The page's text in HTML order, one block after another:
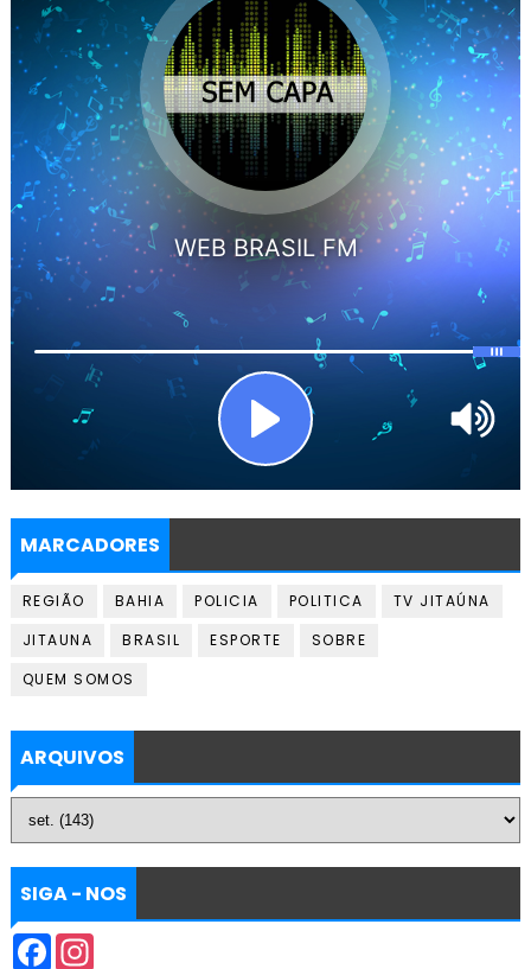
MARCADORES
REGIÃO BAHIA POLICIA POLITICA
TV JITAÚNA
JITAUNA
BRASIL ESPORTE
SOBRE
QUEM SOMOS
ARQUIVOS
SIGA - NOS
F
I